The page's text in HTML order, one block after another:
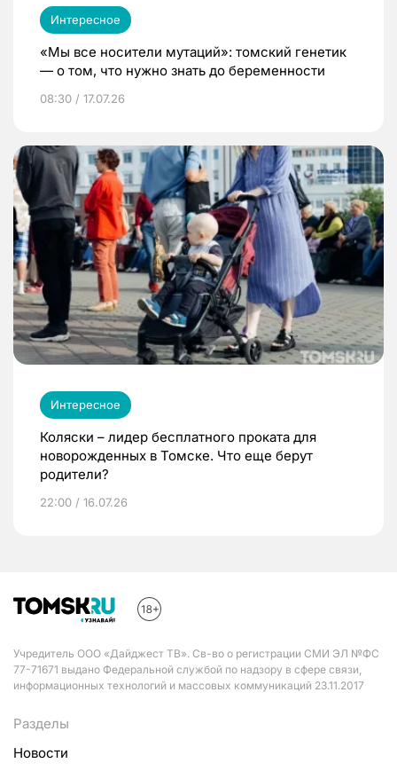
Интересное
«Мы все носители мутаций»: томский генетик
— о том, что нужно знать до беременности
08:30 / 17.07.26
Интересное
Коляски – лидер бесплатного проката для
новорожденных в Томске. Что еще берут
родители?
22:00 / 16.07.26
Учредитель ООО «Дайджест ТВ». Св-во о регистрации СМИ ЭЛ №ФС
77-71671 выдано Федеральной службой по надзору в сфере связи,
информационных технологий и массовых коммуникаций 23.11.2017
Разделы
Новости